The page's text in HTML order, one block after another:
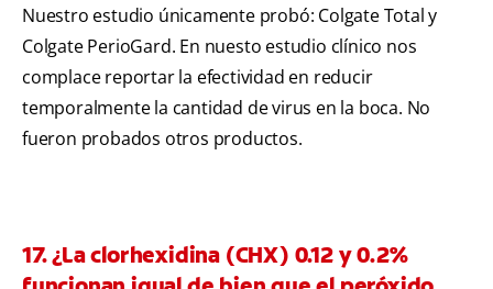
Nuestro estudio únicamente probó: Colgate Total y
Colgate PerioGard. En nuesto estudio clínico nos
complace reportar la efectividad en reducir
temporalmente la cantidad de virus en la boca. No
fueron probados otros productos.
17. ¿La clorhexidina (CHX) 0.12 y 0.2%